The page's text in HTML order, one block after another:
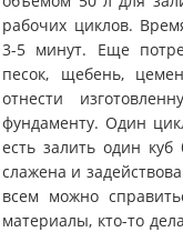
рабочих циклов.
3-5 минут. Еще
песок, щебень,
отнести
фундаменту. Один
есть залить один
слажена и
всем можно
материалы, кто-то